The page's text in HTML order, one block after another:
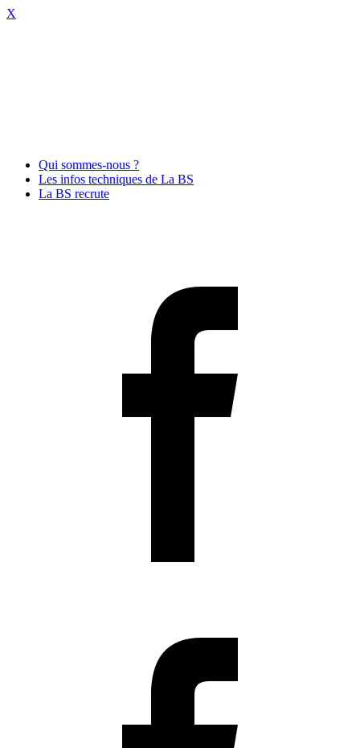
X
Qui sommes-nous ?
Les infos techniques de La BS
La BS recrute